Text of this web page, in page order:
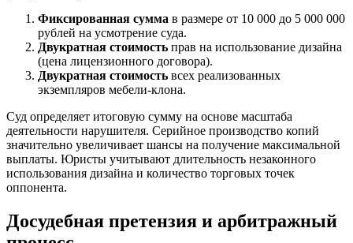
Фиксированная сумма в размере от 10 000 до 5 000 000
рублей на усмотрение суда.
Двукратная стоимость прав на использование дизайна
(цена лицензионного договора).
Двукратная стоимость всех реализованных
экземпляров мебели-клона.
Суд определяет итоговую сумму на основе масштаба
деятельности нарушителя. Серийное производство копий
значительно увеличивает шансы на получение максимальной
выплаты. Юристы учитывают длительность незаконного
использования дизайна и количество торговых точек
оппонента.
Досудебная претензия и арбитражный